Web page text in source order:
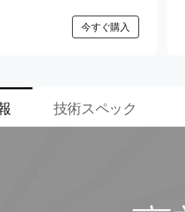
技術スペック